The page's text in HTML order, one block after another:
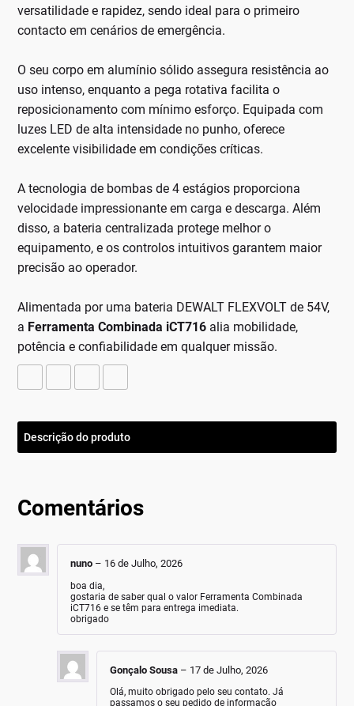
versatilidade e rapidez, sendo ideal para o primeiro
contacto em cenários de emergência.
O seu corpo em alumínio sólido assegura resistência ao
uso intenso, enquanto a pega rotativa facilita o
reposicionamento com mínimo esforço. Equipada com
luzes LED de alta intensidade no punho, oferece
excelente visibilidade em condições críticas.
A tecnologia de bombas de 4 estágios proporciona
velocidade impressionante em carga e descarga. Além
disso, a bateria centralizada protege melhor o
equipamento, e os controlos intuitivos garantem maior
precisão ao operador.
Alimentada por uma bateria DEWALT FLEXVOLT de 54V,
a Ferramenta Combinada iCT716 alia mobilidade,
potência e confiabilidade em qualquer missão.
Descrição do produto
Comentários
nuno – 16 de Julho, 2026
boa dia,
gostaria de saber qual o valor Ferramenta Combinada
iCT716 e se têm para entrega imediata.
obrigado
Gonçalo Sousa – 17 de Julho, 2026
Olá, muito obrigado pelo seu contato. Já
passamos o seu pedido de informação